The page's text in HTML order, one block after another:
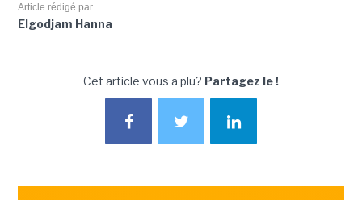
Article rédigé par
Elgodjam Hanna
Cet article vous a plu? Partagez le !